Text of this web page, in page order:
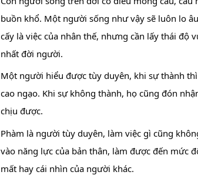
buồn khổ. Một người sống như vậy sẽ luôn lo
cấy là việc của nhân thế, nhưng cần lấy thái
nhất đời người.
Một người hiểu được tùy duyên, khi sự thành
cao ngạo. Khi sự không thành, họ cũng đón
chịu được.
Phàm là người tùy duyên, làm việc gì cũng
vào năng lực của bản thân, làm được đến mức
mất hay cái nhìn của người khác.